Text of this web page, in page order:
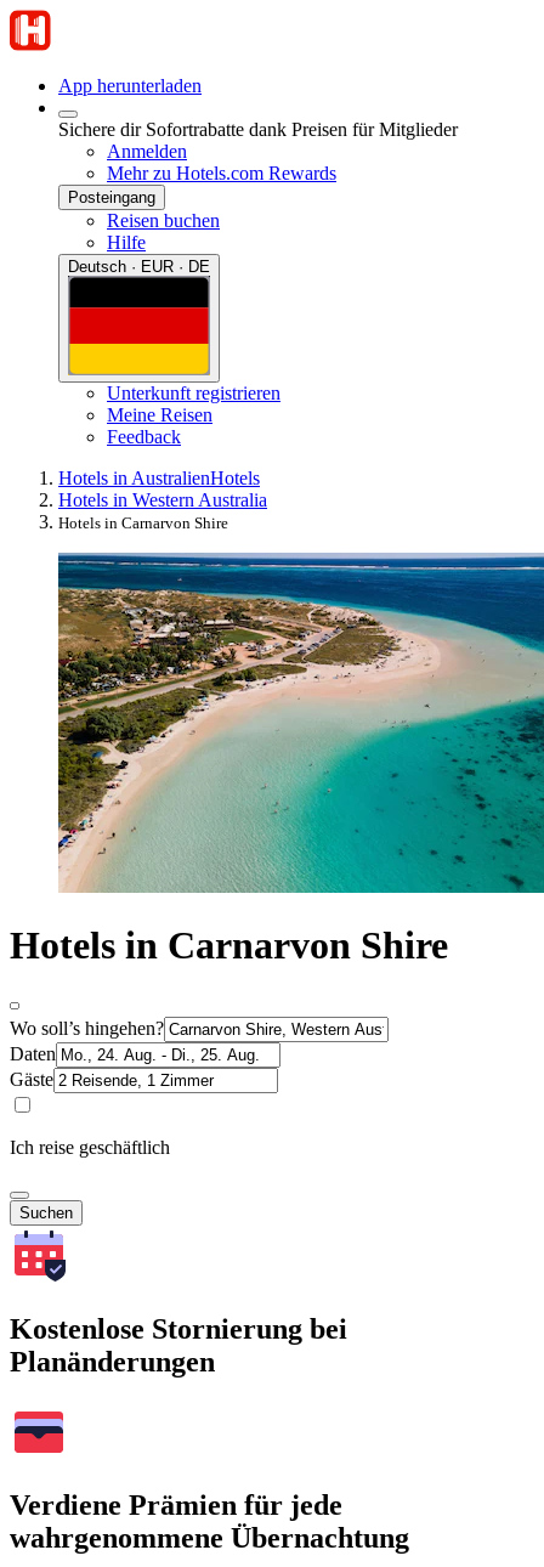
App herunterladen
Sichere dir Sofortrabatte dank Preisen für Mitglieder
Anmelden
Mehr zu Hotels.com Rewards
Posteingang
Reisen buchen
Hilfe
Deutsch · EUR · DE
Unterkunft registrieren
Meine Reisen
Feedback
Hotels in AustralienHotels
Hotels in Western Australia
Hotels in Carnarvon Shire
Hotels in Carnarvon Shire
Wo soll’s hingehen?
Daten
Gäste
Ich reise geschäftlich
Suchen
Kostenlose Stornierung bei
Planänderungen
Verdiene Prämien für jede
wahrgenommene Übernachtung